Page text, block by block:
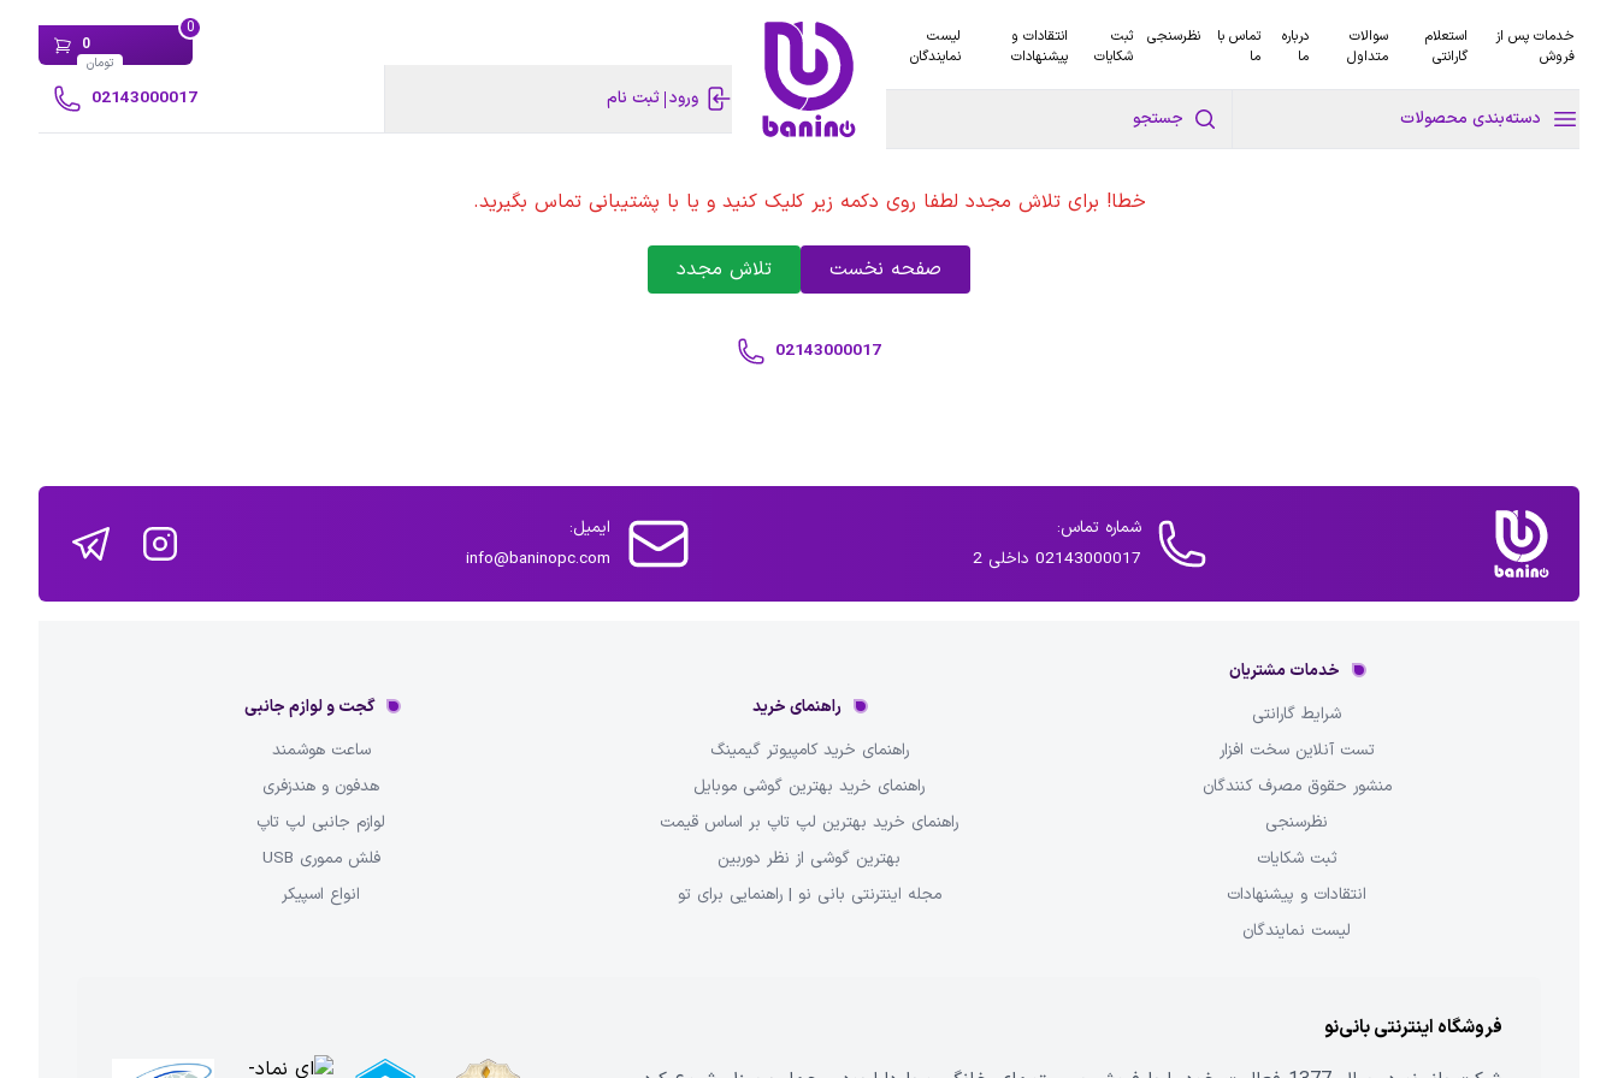
خدمات پس از
فروش
استعلام
گارانتی
سوالات
متداول
درباره
ما
تماس با
ما
نظرسنجی
ثبت
شکایات
انتقادات و
پیشنهادات
لیست
نمایندگان
دسته‌بندی محصولات جستجو
0
0
تومان
ورود ثبت نام 02143000017
خطا! برای تلاش مجدد لطفا روی دکمه زیر کلیک کنید و یا با پشتیبانی تماس بگیرید.
صفحه نخست تلاش مجدد
02143000017
شماره تماس:
02143000017 داخلی 2
ایمیل:
info@baninopc.com
خدمات مشتریان
شرایط گارانتی
تست آنلاین سخت افزار
منشور حقوق مصرف کنندگان
نظرسنجی
ثبت شکایات
انتقادات و پیشنهادات
لیست نمایندگان
راهنمای خرید
راهنمای خرید کامپیوتر گیمینگ
راهنمای خرید بهترین گوشی موبایل
راهنمای خرید بهترین لپ تاپ بر اساس قیمت
بهترین گوشی از نظر دوربین
مجله اینترنتی بانی نو | راهنمایی برای تو
گجت و لوازم جانبی
ساعت هوشمند
هدفون و هندزفری
لوازم جانبی لپ تاپ
فلش مموری USB
انواع اسپیکر
فروشگاه اینترنتی بانی‌نو